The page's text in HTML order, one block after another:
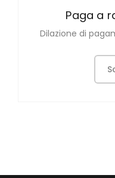
Paga a
Dilazione di